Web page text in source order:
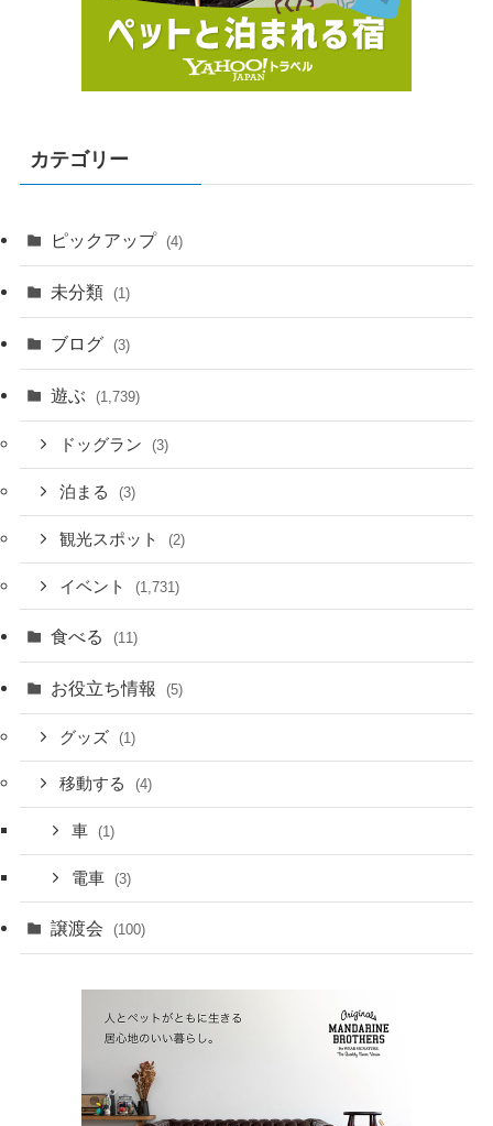
カテゴリー
ピックアップ (4)
未分類 (1)
ブログ (3)
遊ぶ (1,739)
ドッグラン (3)
泊まる (3)
観光スポット (2)
イベント (1,731)
食べる (11)
お役立ち情報 (5)
グッズ (1)
移動する (4)
車 (1)
電車 (3)
譲渡会 (100)